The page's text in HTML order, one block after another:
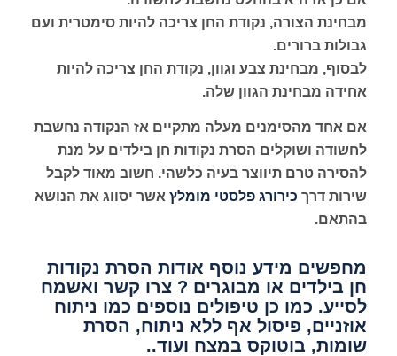
מבחינת הצורה, נקודת החן צריכה להיות סימטרית ועם
גבולות ברורים.
לבסוף, מבחינת צבע וגוון, נקודת החן צריכה להיות
אחידה מבחינת הגוון שלה.
אם אחד מהסימנים מעלה מתקיים אז הנקודה נחשבת
לחשודה ושוקלים הסרת נקודות חן בילדים על מנת
להסירה טרם תיווצר בעיה כלשהי. חשוב מאוד לקבל
שירות דרך כירורג פלסטי מומלץאשר יסווג את הנושא
בהתאם.
מחפשים מידע נוסף אודות הסרת נקודות
חן בילדים או מבוגרים ? צרו קשר ואשמח
לסייע. כמו כן טיפולים נוספים כמו ניתוח
אוזניים, פיסול אף ללא ניתוח, הסרת
שומות, בוטוקס במצח ועוד..